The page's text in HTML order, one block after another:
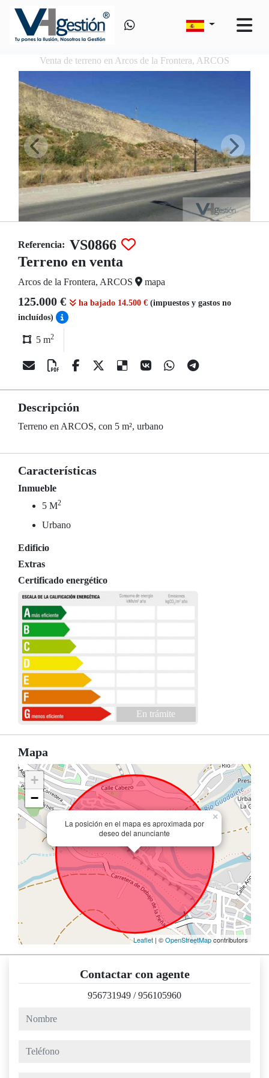
Venta de terreno en Arcos de la Frontera, ARCOS
Referencia: VS0866
Terreno en venta
Arcos de la Frontera, ARCOS mapa
125.000 € ha bajado 14.500 € (impuestos y gastos no
incluídos)
5 m2
Descripción
Terreno en ARCOS, con 5 m², urbano
Características
Inmueble
5 M2
Urbano
Edificio
Extras
Certificado energético
En trámite
Mapa
La posición en el mapa es aproximada por
deseo del anunciante
×
+
−
Leaflet | ©OpenStreetMapcontributors
Contactar con agente
956731949 /956105960
nombre
teléfono